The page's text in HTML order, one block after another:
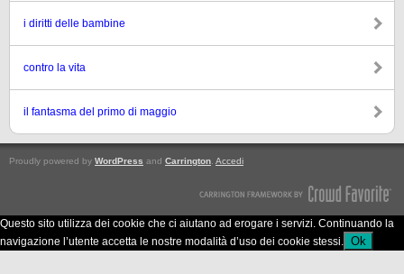
i diritti delle bambine
contro la vita
il fantasma del primo di maggio
Proudly powered by WordPress and Carrington Accedi
Questo sito utilizza dei cookie che ci aiutano ad erogare i servizi. Continuando la
navigazione l’utente accetta le nostre modalità d’uso dei cookie stessi. Ok